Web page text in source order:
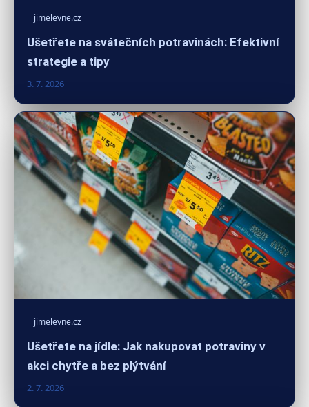
jimelevne.cz
Ušetřete na svátečních potravinách: Efektivní
strategie a tipy
3. 7. 2026
jimelevne.cz
Ušetřete na jídle: Jak nakupovat potraviny v
akci chytře a bez plýtvání
2. 7. 2026